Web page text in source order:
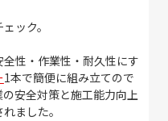
ック。
性・作業性・耐久性にす
1本で簡便に組み立てので
安全対策と施工能力向上
ました。